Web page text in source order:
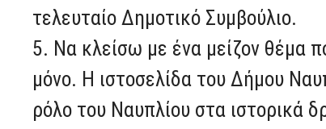
τελευταίο Δημοτικό Συμβούλιο.
5. Να κλείσω με ένα μείζον θέμα
μόνο. Η ιστοσελίδα του Δήμου
ρόλο του Ναυπλίου στα ιστορικά